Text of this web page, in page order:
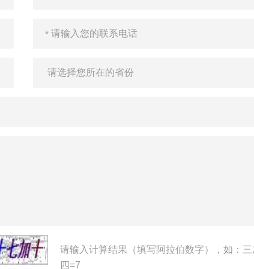
请输入计算结果（填写阿拉伯数字），如：
四=7